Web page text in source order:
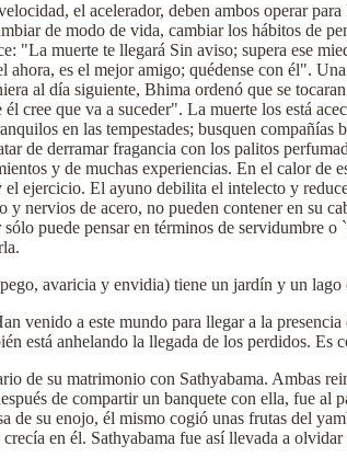
el acelerador, deben ambos operar
de modo de vida, cambiar los hábitos de
muerte te llegará Sin aviso; supera ese
es el mejor amigo; quédense con él".
al día siguiente, Bhima ordenó que se
cree que va a suceder". La muerte los está
en las tempestades; busquen compañías
de derramar fragancia con los palitos
y de muchas experiencias. En el calor de
ejercicio. El ayuno debilita el intelecto y
nervios de acero, no pueden contener en su
puede pensar en términos de servidumbre o
avaricia y envidia) tiene un jardín y un
venido a este mundo para llegar a la
está anhelando la llegada de los perdidos. Es
su matrimonio con Sathyabama. Ambas
de compartir un banquete con ella, fue al
su enojo, él mismo cogió unas frutas del
en él. Sathyabama fue así llevada a